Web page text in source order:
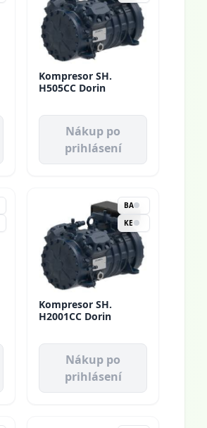
Kompresor SH.
H505CC Dorin
Nákup po
prihlásení
BA
KE
Kompresor SH.
H2001CC Dorin
Nákup po
prihlásení